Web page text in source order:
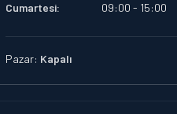
Cumartesi:
09:00 - 15:00
Pazar: Kapalı